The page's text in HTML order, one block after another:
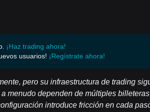
¡Haz trading ahora!
usuarios! ¡Regístrate ahora!
pero su infraestructura de trading
menudo dependen de múltiples
introduce fricción en cada